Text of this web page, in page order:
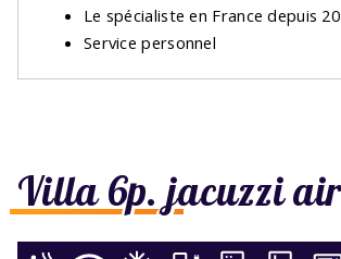
Villa 6p. jacuzzi
Le spécialiste en France depuis
Service personnel